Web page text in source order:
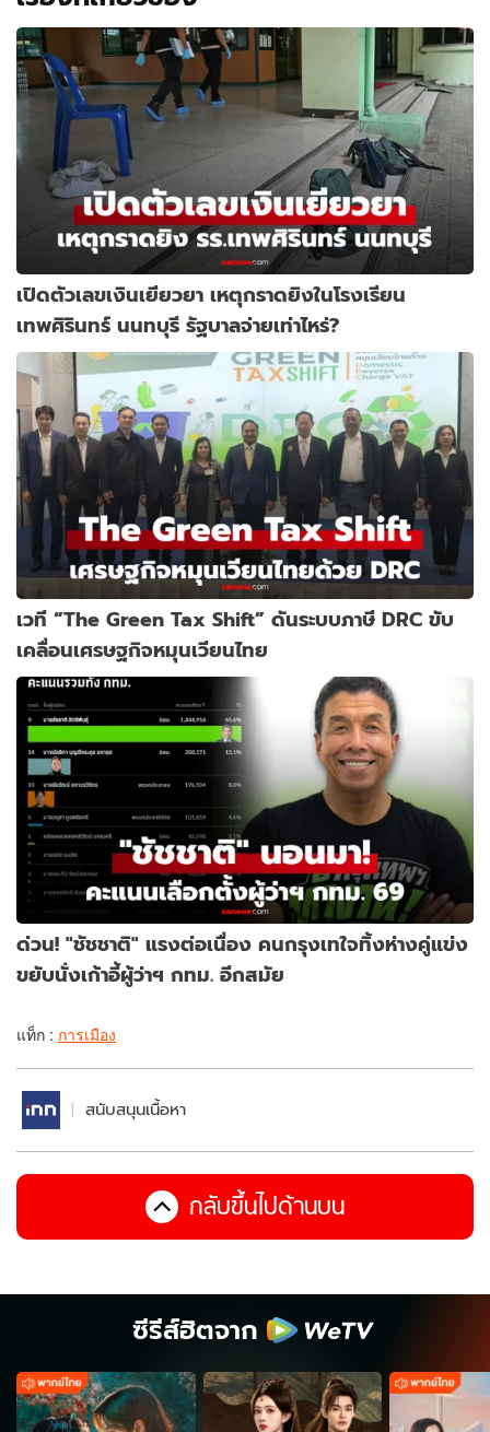
เปิดตัวเลขเงินเยียวยา เหตุกราดยิงในโรงเรียน
เทพศิรินทร์ นนทบุรี รัฐบาลจ่ายเท่าไหร่?
เวที “The Green Tax Shift” ดันระบบภาษี DRC ขับ
เคลื่อนเศรษฐกิจหมุนเวียนไทย
ด่วน! "ชัชชาติ" แรงต่อเนื่อง คนกรุงเทใจทิ้งห่างคู่แข่ง
ขยับนั่งเก้าอี้ผู้ว่าฯ กทม. อีกสมัย
แท็ก : การเมือง
สนับสนุนเนื้อหา
กลับขึ้นไปด้านบน
ซีรีส์ฮิตจาก